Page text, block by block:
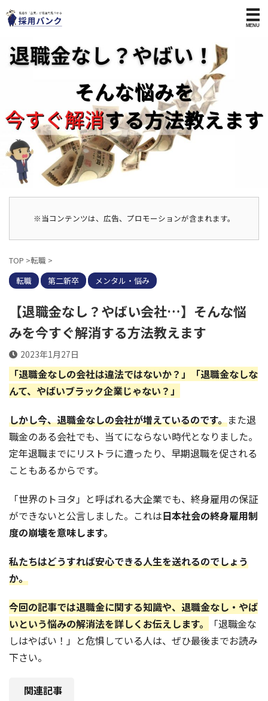
※当コンテンツは、広告、プロモーションが含まれます。
TOP >転職 >
転職
第二新卒 メンタル・悩み
【退職金なし？やばい会社…】そんな悩
みを今すぐ解消する方法教えます
2023年1月27日
「退職金なしの会社は違法ではないか？」「退職金なしな
んて、やばいブラック企業じゃない？」
しかし今、退職金なしの会社が増えているのです。また退
職金のある会社でも、当てにならない時代となりました。
定年退職までにリストラに遭ったり、早期退職を促される
こともあるからです。
「世界のトヨタ」と呼ばれる大企業でも、終身雇用の保証
ができないと公言しました。これは日本社会の終身雇用制
度の崩壊を意味します。
私たちはどうすれば安心できる人生を送れるのでしょう
か。
今回の記事では退職金に関する知識や、退職金なし・やば
いという悩みの解消法を詳しくお伝えします。
「退職金な
しはやばい！」と危惧している人は、ぜひ最後までお読み
下さい。
関連記事